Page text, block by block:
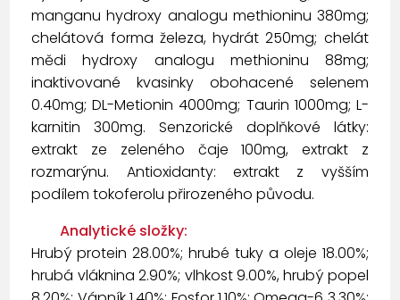
manganu hydroxy analogu methioninu 380mg;
chelátová forma železa, hydrát 250mg; chelát
mědi hydroxy analogu methioninu 88mg;
inaktivované kvasinky obohacené selenem
0.40mg; DL-Metionin 4000mg; Taurin 1000mg; L-
karnitin 300mg. Senzorické doplňkové látky:
extrakt ze zeleného čaje 100mg, extrakt z
rozmarýnu. Antioxidanty: extrakt z vyšším
podílem tokoferolu přirozeného původu.
Analytické složky:
Hrubý protein 28.00%; hrubé tuky a oleje 18.00%;
hrubá vláknina 2.90%; vlhkost 9.00%, hrubý popel